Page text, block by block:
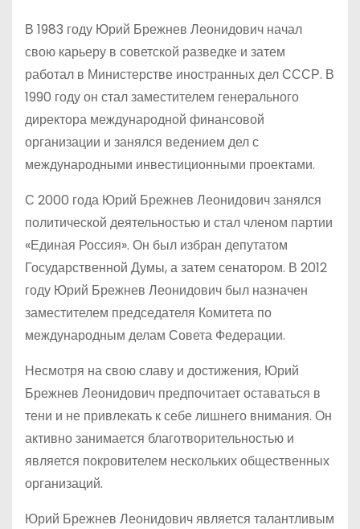
В 1983 году Юрий Брежнев Леонидович начал
свою карьеру в советской разведке и затем
работал в Министерстве иностранных дел СССР. В
1990 году он стал заместителем генерального
директора международной финансовой
организации и занялся ведением дел с
международными инвестиционными проектами.
С 2000 года Юрий Брежнев Леонидович занялся
политической деятельностью и стал членом партии
«Единая Россия». Он был избран депутатом
Государственной Думы, а затем сенатором. В 2012
году Юрий Брежнев Леонидович был назначен
заместителем председателя Комитета по
международным делам Совета Федерации.
Несмотря на свою славу и достижения, Юрий
Брежнев Леонидович предпочитает оставаться в
тени и не привлекать к себе лишнего внимания. Он
активно занимается благотворительностью и
является покровителем нескольких общественных
организаций.
Юрий Брежнев Леонидович является талантливым